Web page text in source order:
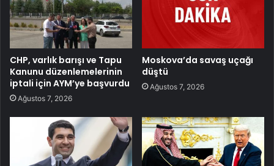
CHP, varlık barışı ve Tapu
Kanunu düzenlemelerinin
iptali için AYM’ye başvurdu
Ağustos 7, 2026
Moskova’da savaş uçağı
düştü
Ağustos 7, 2026